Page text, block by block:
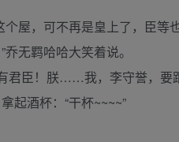
个屋，可不再是皇上了，臣
无羁哈哈大笑着说。
臣！朕……我，李守誉，要跟
起酒杯：“干杯~~~~”